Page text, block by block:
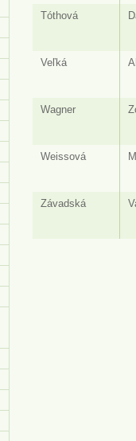
Tóthová
Veľká
Wagner
Weissová
Závadská